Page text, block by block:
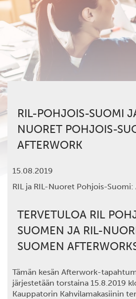
RIL-POHJOIS-SUOMI
NUORET POHJOIS-
AFTERWORK
15.08.2019
RIL ja RIL-Nuoret Pohjois-
TERVETULOA RIL
SUOMEN JA RIL-
SUOMEN
Tämän kesän Afterwork-
järjestetään torstaina 15.8.2019
Kauppatorin Kahvilamakasiinin